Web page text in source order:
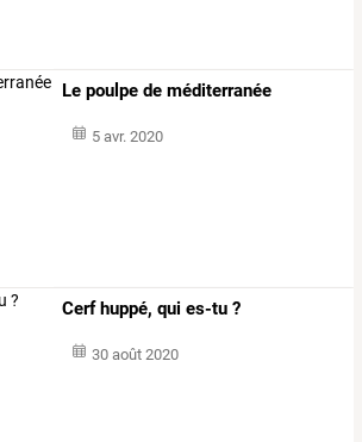
Le poulpe de méditerranée
5 avr. 2020
Cerf huppé, qui es-tu ?
30 août 2020